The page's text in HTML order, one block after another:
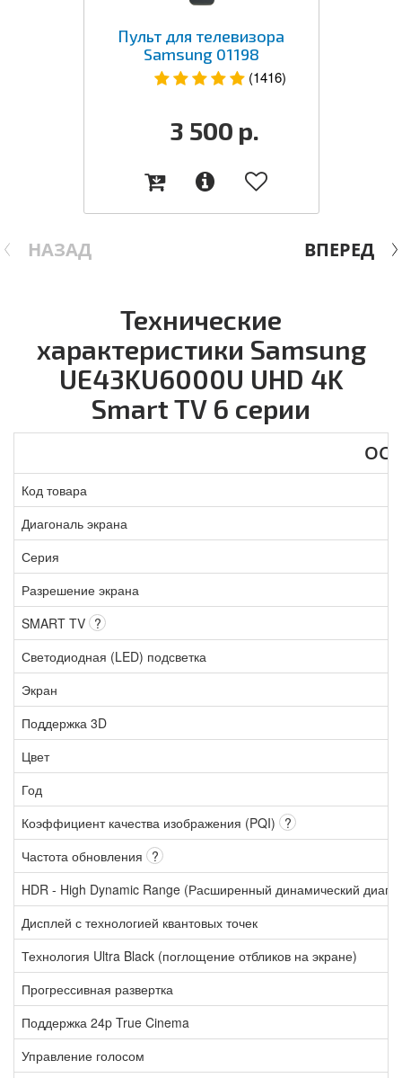
НАЗАД
Пульт для телевизора
Samsung 01198
(1416)
3 500 р.
ВПЕРЕД
Технические
характеристики Samsung
UE43KU6000U UHD 4K
Smart TV 6 серии
Код товара
Диагональ экрана
Серия
Разрешение экрана
SMART TV ?
Светодиодная (LED) подсветка
Экран
Поддержка 3D
Цвет
Год
Коэффициент качества изображения (PQI) ?
Частота обновления ?
HDR - High Dynamic Range (Расширенный динамический
Дисплей с технологией квантовых точек
Технология Ultra Black (поглощение отбликов на экране)
Прогрессивная развертка
Поддержка 24p True Cinema
Управление голосом